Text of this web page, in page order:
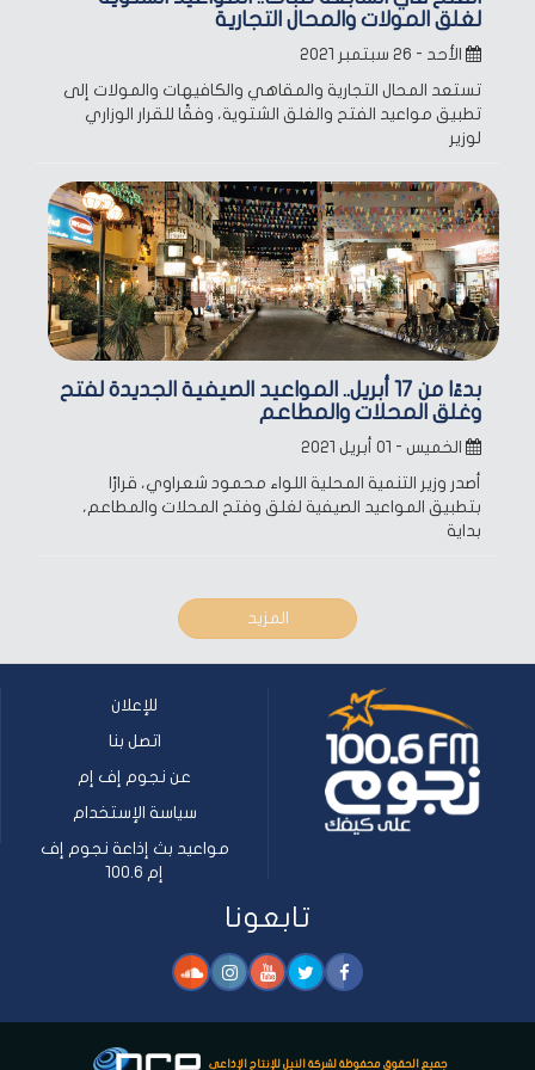
لغلق المولات والمحال التجارية
الأحد - ٢٦ سبتمبر ٢٠٢١
تستعد المحال التجارية والمقاهي والكافيهات والمولات إلى
تطبيق مواعيد الفتح والغلق الشتوية، وفقًا للقرار الوزاري
لوزير
بدءًا من 17 أبريل.. المواعيد الصيفية الجديدة لفتح
وغلق المحلات والمطاعم
الخميس - ٠١ أبريل ٢٠٢١
أصدر وزير التنمية المحلية اللواء محمود شعراوي، قرارًا
بتطبيق المواعيد الصيفية لغلق وفتح المحلات والمطاعم،
بداية
المزيد
للإعلان
اتصل بنا
عن نجوم إف إم
سياسة الإستخدام
مواعيد بث إذاعة نجوم إف
إم 100.6
تابعونا
جميع الحقوق محفوظة لشركة النيل للإنتاج الإذاعي